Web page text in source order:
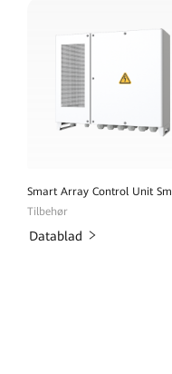
Tilbehør
Datablad